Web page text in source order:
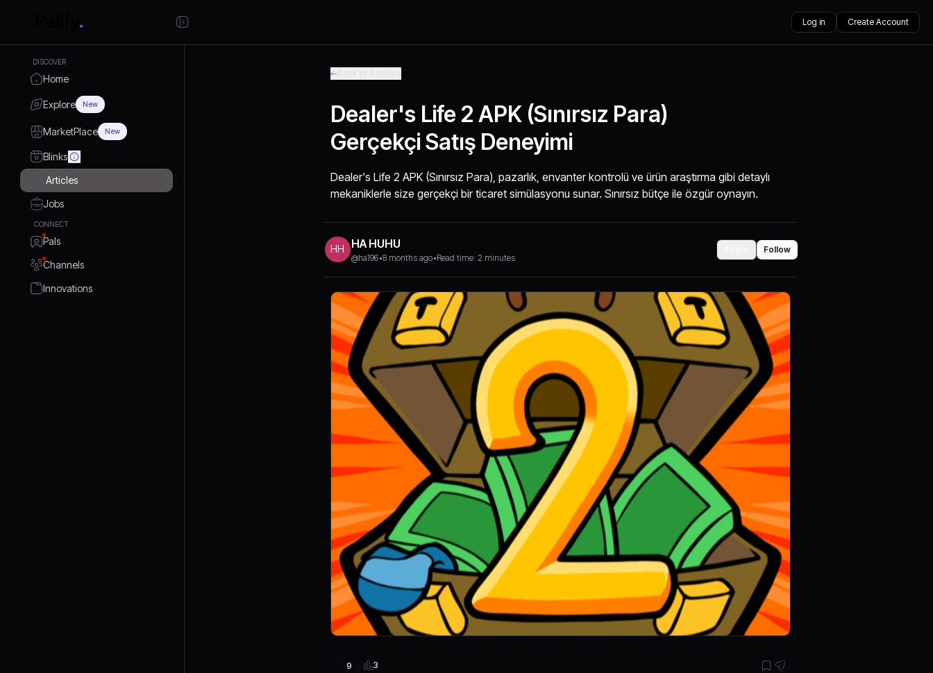
Log in Create Account
DISCOVER
Home
Explore New
MarketPlace New
Blinks
Articles
Jobs
CONNECT
Pals
Channels
Innovations
Dealer's Life 2 APK (Sınırsız Para)
Gerçekçi Satış Deneyimi
Dealer's Life 2 APK (Sınırsız Para), pazarlık, envanter kontrolü ve ürün araştırma gibi detaylı
mekaniklerle size gerçekçi bir ticaret simülasyonu sunar. Sınırsız bütçe ile özgür oynayın.
HH HA HUHU
@ha196•8 months ago•Read time: 2 minutes
Follow
9 3